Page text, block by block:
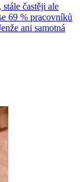
častěji ale
69 % pracovníků
ani samotná